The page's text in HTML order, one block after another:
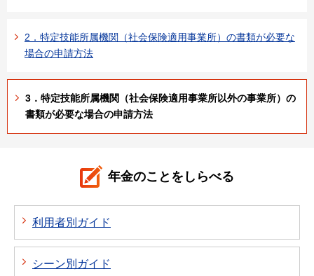
2．特定技能所属機関（社会保険適用事業所）の書類が必要な
場合の申請方法
3．特定技能所属機関（社会保険適用事業所以外の事業所）の
書類が必要な場合の申請方法
年金のことをしらべる
利用者別ガイド
シーン別ガイド